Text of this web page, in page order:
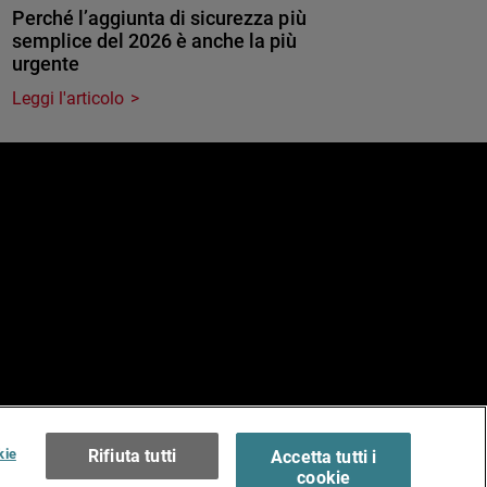
Perché l’aggiunta di sicurezza più
semplice del 2026 è anche la più
urgente
Leggi l'articolo
of Use >Rifiuta tutti
Accetta tutti i
cookie